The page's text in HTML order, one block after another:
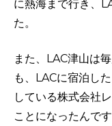
に熱海まで行き、
た。
また、LAC津山は
も、LACに宿泊し
している株式会社
ことになったんで